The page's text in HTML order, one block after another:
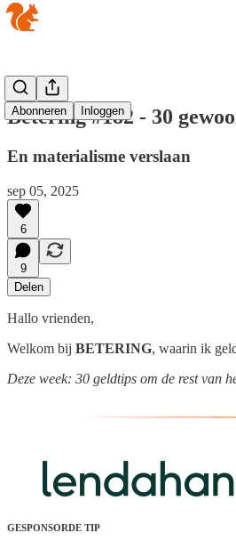
Abonneren Inloggen
Betering #182 - 30
En materialisme verslaan
sep 05, 2025
6
9
Delen
Hallo vrienden,
Welkom bij BETERING, waarin ik
Deze week: 30 geldtips om de rest van
GESPONSORDE TIP